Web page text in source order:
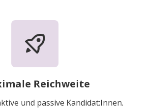
Reichweite
und passive Kandidat:Innen.